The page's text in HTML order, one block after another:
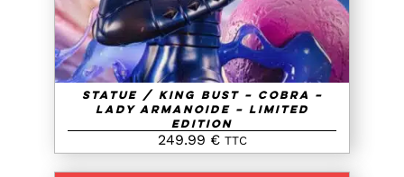
Statue / King Bust – Cobra –
Lady Armanoide – Limited
Edition
249.99 € TTC